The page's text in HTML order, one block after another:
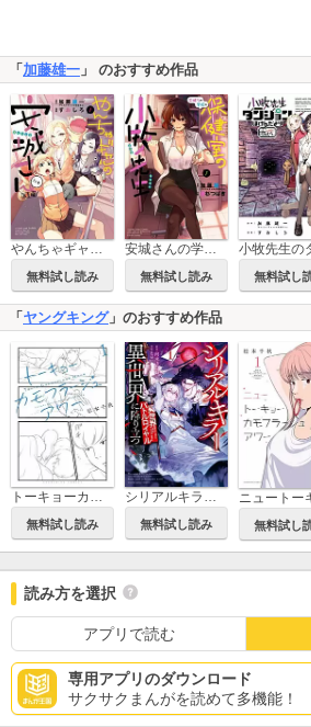
「 加藤雄一 」 のおすすめ作品
やんちゃギャルの安城さんたち 高1編
無料試し読み
安城さんの学校の保健室の小牧先生
無料試し読み 無料試し
「 ヤングキング」のおすすめ作品
トーキョーカモフラージュアワー
無料試し読み
シリアルキラー異世界に降り立つ 異世界バトルロイヤル
無料試し読み 無料試し
読み方を選択
アプリで読む
専用アプリのダウンロード
サクサクまんがを読めて多機能！